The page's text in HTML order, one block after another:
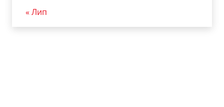
« Лип